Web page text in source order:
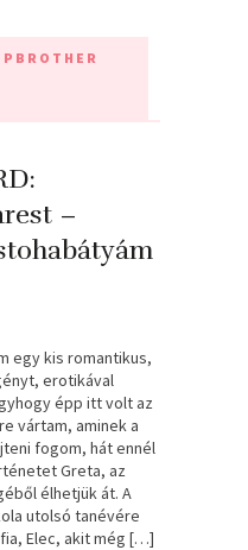
–
egy kis romantikus,
erotikával
épp itt volt az
vártam, aminek a
fogom, hát ennél
Greta, az
élhetjük át. A
utolsó tanévére
Elec, akit még […]